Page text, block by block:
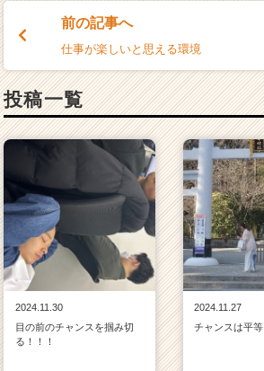
前の記事へ
仕事が楽しいと思える環境
投稿一覧
2024.11.30
目の前のチャンスを掴み切
る！！！
2024.11.27
チャンスは平等